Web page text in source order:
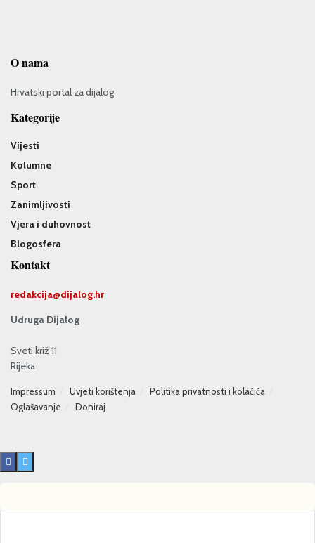
O nama
Hrvatski portal za dijalog
Kategorije
Vijesti
Kolumne
Sport
Zanimljivosti
Vjera i duhovnost
Blogosfera
Kontakt
redakcija@dijalog.hr
Udruga Dijalog
Sveti križ 11
Rijeka
Impressum Uvjeti korištenja
Politika privatnosti i kolačića
Oglašavanje
Doniraj